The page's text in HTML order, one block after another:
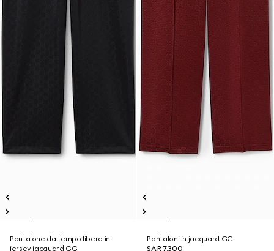
Pantalone da tempo libero in
jersey jacquard GG
Pantaloni in jacquard GG
SAR 7,300